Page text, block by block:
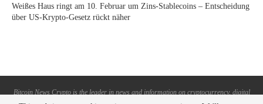
Weißes Haus ringt am 10. Februar um Zins-Stablecoins – Entscheidung
über US-Krypto-Gesetz rückt näher
Bitcoin News Crypto is the leader in news and information on cryptocurrency, digital
assets and the future of money. Bitcoin News Crypto is here to help you with learning